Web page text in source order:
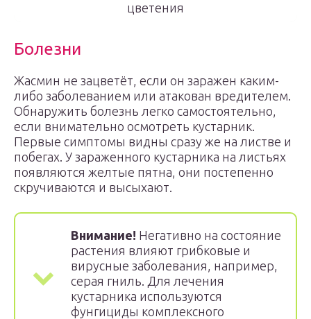
цветения
Болезни
Жасмин не зацветёт, если он заражен каким-
либо заболеванием или атакован вредителем.
Обнаружить болезнь легко самостоятельно,
если внимательно осмотреть кустарник.
Первые симптомы видны сразу же на листве и
побегах. У зараженного кустарника на листьях
появляются желтые пятна, они постепенно
скручиваются и высыхают.
Внимание! Негативно на состояние
растения влияют грибковые и
вирусные заболевания, например,
серая гниль. Для лечения
кустарника используются
фунгициды комплексного